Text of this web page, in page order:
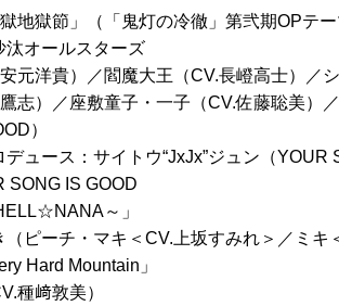
地獄節」（「鬼灯の冷徹」第弐期OPテー
汰オールスターズ
安元洋貴）／閻魔大王（CV.長嶝高士）／
志）／座敷童子・一子（CV.佐藤聡美）
）
ュース：サイトウ“JxJx”ジュン（YOUR
SONG IS GOOD
～」
ピーチ・マキ＜CV.上坂すみれ＞／ミキ
Hard Mountain」
種﨑敦美）